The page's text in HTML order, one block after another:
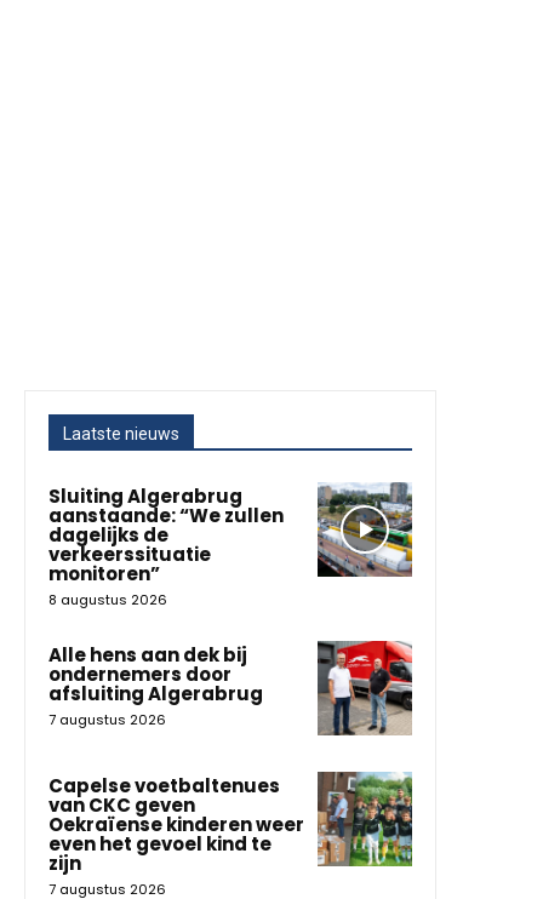
Laatste nieuws
Sluiting Algerabrug
aanstaande: “We zullen
dagelijks de
verkeerssituatie
monitoren”
8 augustus 2026
Alle hens aan dek bij
ondernemers door
afsluiting Algerabrug
7 augustus 2026
Capelse voetbaltenues
van CKC geven
Oekraïense kinderen weer
even het gevoel kind te
zijn
7 augustus 2026